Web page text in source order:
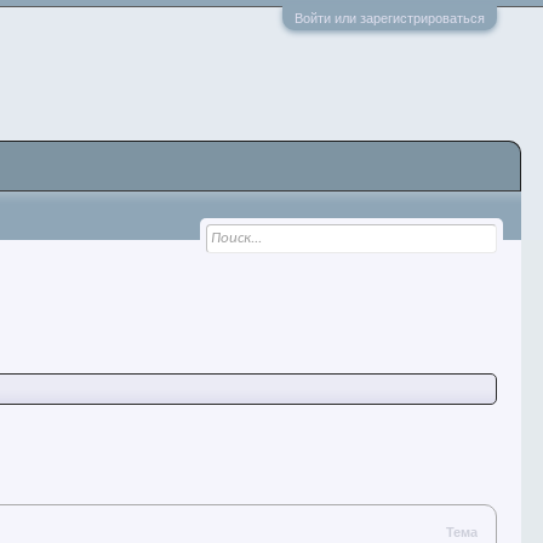
Войти или зарегистрироваться
Тема